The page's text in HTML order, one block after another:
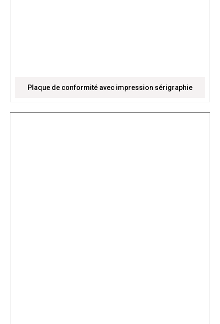
Plaque de conformité avec impression sérigraphie